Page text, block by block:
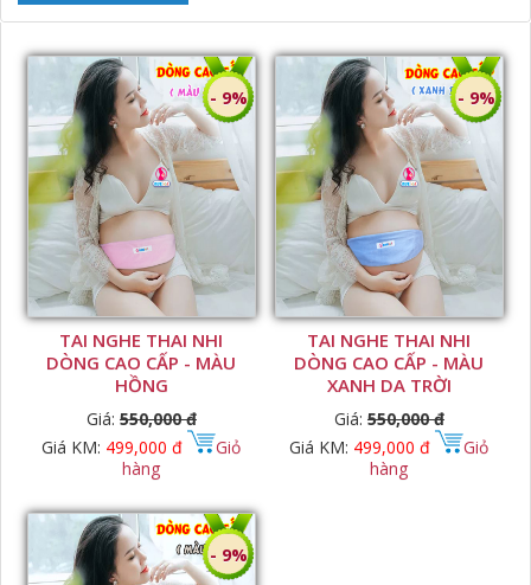
TAI NGHE THAI NHI
DÒNG CAO CẤP - MÀU
HỒNG
Giá: 550,000 đ
Giá KM: 499,000 đ
Giỏ
hàng
- 9%
TAI NGHE THAI NHI
DÒNG CAO CẤP - MÀU
XANH DA TRỜI
Giá: 550,000 đ
Giá KM: 499,000 đ
Giỏ
hàng
- 9%
- 9%